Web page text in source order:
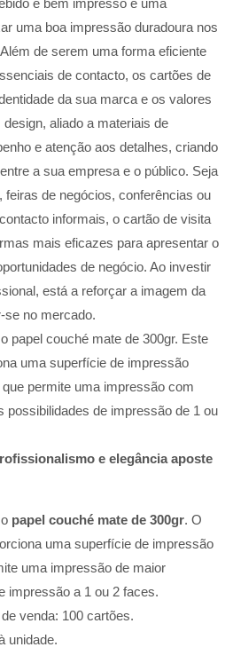
uma boa impressão duradoura nos
de serem uma forma eficiente
de contacto, os cartões de
da sua marca e os valores
aliado a materiais de
e atenção aos detalhes, criando
a sua empresa e o público. Seja
de negócios, conferências ou
informais, o cartão de visita
mais eficazes para apresentar o
de negócio. Ao investir
está a reforçar a imagem da
se no mercado.
papel couché mate de 300gr. Este
uma superfície de impressão
permite uma impressão com
possibilidades de impressão de 1 ou
e elegância aposte
papel couché mate de 300gr. O
uma superfície de impressão
uma impressão de maior
impressão a 1 ou 2 faces.
venda: 100 cartões.
unidade.